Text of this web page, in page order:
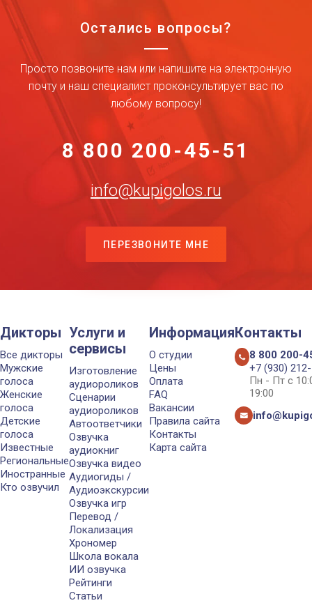
Остались вопросы?
Просто позвоните нам или напишите на электронную
почту и наш специалист проконсультирует вас по
любому вопросу!
8 800 200-45-51
info@kupigolos.ru
ПЕРЕЗВОНИТЕ МНЕ
Дикторы
Все дикторы
Мужские
голоса
Женские
голоса
Детские
голоса
Известные
Региональные
Иностранные
Кто озвучил
Услуги и
сервисы
Изготовление
аудиороликов
Сценарии
аудиороликов
Автоответчики
Озвучка
аудиокниг
Озвучка видео
Аудиогиды /
Аудиоэкскурсии
Озвучка игр
Перевод /
Локализация
Хрономер
Школа вокала
ИИ озвучка
Рейтинги
Статьи
Информация
О студии
Цены
Оплата
FAQ
Вакансии
Правила сайта
Контакты
Карта сайта
Контакты
8 800 200-
+7 (930)
Пн - Пт с
19:00